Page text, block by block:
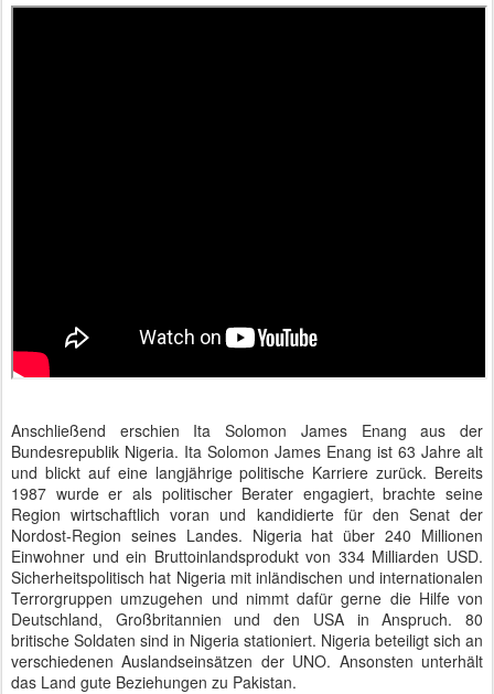
Anschließend erschien Ita Solomon James Enang aus der
Bundesrepublik Nigeria. Ita Solomon James Enang ist 63 Jahre alt
und blickt auf eine langjährige politische Karriere zurück. Bereits
1987 wurde er als politischer Berater engagiert, brachte seine
Region wirtschaftlich voran und kandidierte für den Senat der
Nordost-Region seines Landes. Nigeria hat über 240 Millionen
Einwohner und ein Bruttoinlandsprodukt von 334 Milliarden USD.
Sicherheitspolitisch hat Nigeria mit inländischen und internationalen
Terrorgruppen umzugehen und nimmt dafür gerne die Hilfe von
Deutschland, Großbritannien und den USA in Anspruch. 80
britische Soldaten sind in Nigeria stationiert. Nigeria beteiligt sich an
verschiedenen Auslandseinsätzen der UNO. Ansonsten unterhält
das Land gute Beziehungen zu Pakistan.